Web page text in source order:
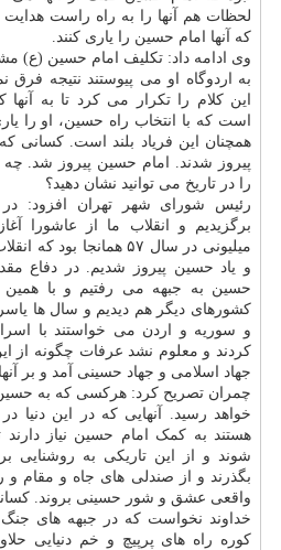
لحظات هم آنها را به راه راست هدایت
که آنها امام حسین را یاری کنند.
وی ادامه داد: تکلیف امام حسین (ع)
به اردوگاه او می پیوستند نتیجه
این کلام را تکرار می کرد تا به
است که با انتخاب راه حسین، او را
همچنان این فریاد بلند است. کسانی
پیروز شدند. امام حسین پیروز شد.
را در تاریخ می توانید نشان دهید؟
رئیس شورای شهر تهران افزود: در
برگزیدیم و انقلاب ما از عاشورا
میلیونی در سال ۵۷ همانجا
و یاد حسین پیروز شدیم. در دفاع
حسین به جبهه می رفتیم و با همین
کشورهای دیگر هم دیدیم و سال ها
و سوریه و اردن می خواستند با
کردند و معلوم نشد عرفات چگونه از
جهاد اسلامی و جهاد حسینی آمد و بر
چمران تصریح کرد: هرکسی که به حسین
خواهد رسید. آنهایی که در این
هستند به کمک امام حسین نیاز دارند
شوند و از این تاریکی به روشنایی
بگذرند و از صندلی های جاه و مقام و
واقعی عشق و شور حسینی بروند.
خداوند نخواست که در جبهه های جنگ
کوره راه های پرپیچ و خم دنیایی